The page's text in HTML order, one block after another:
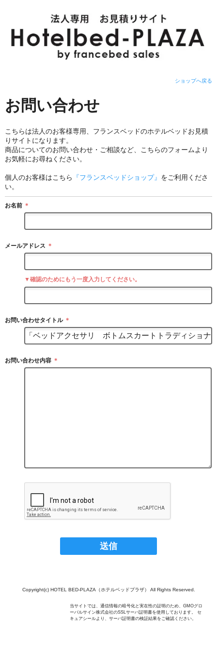
ショップへ戻る
お問い合わせ
こちらは法人のお客様専用、フランスベッドのホテルベッドお見積
りサイトになります。
商品についてのお問い合わせ・ご相談など、こちらのフォームより
お気軽にお尋ねください。
個人のお客様はこちら 『フランスベッドショップ』 をご利用くださ
い。
お名前 ＊
メールアドレス ＊
▼確認のためにもう一度入力してください。
お問い合わせタイトル ＊
お問い合わせ内容 ＊
Copyright(c) HOTEL BED-PLAZA（ホテルベッドプラザ） All Rights Reserved.
当サイトでは、通信情報の暗号化と実在性の証明のため、GMOグロ
ーバルサイン株式会社のSSLサーバ証明書を使用しております。 セ
キュアシールより、サーバ証明書の検証結果をご確認ください。